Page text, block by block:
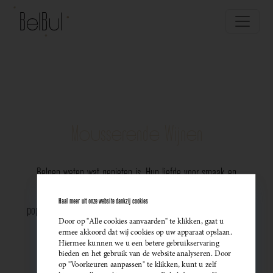
Belgen weten wat genieten is. Hun liefde voor smaak en
populariteit van Belgische mousserende wijnen. Meer dan ooit
kiezen ze bewust voor lokale bubbels — ideaal als
sprankelend aperitief of als verfijnde match bij een
gastronomisch diner. Santé!
Haal meer uit onze website dankzij cookies
Door op "Alle cookies aanvaarden" te klikken, gaat u
ermee akkoord dat wij cookies op uw apparaat opslaan.
Hiermee kunnen we u een betere gebruikservaring
bieden en het gebruik van de website analyseren. Door
op "Voorkeuren aanpassen" te klikken, kunt u zelf